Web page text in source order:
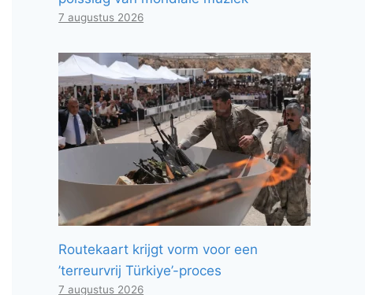
7 augustus 2026
Routekaart krijgt vorm voor een
’terreurvrij Türkiye’-proces
7 augustus 2026